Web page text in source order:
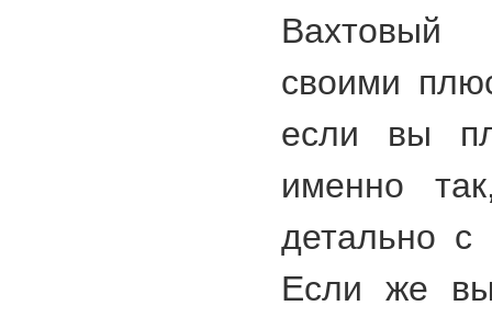
своими
если вы
именно
детально с
Если же